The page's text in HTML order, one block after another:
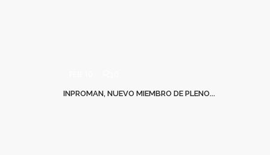
INPROMAN, NUEVO MIEMBRO DE PLENO...